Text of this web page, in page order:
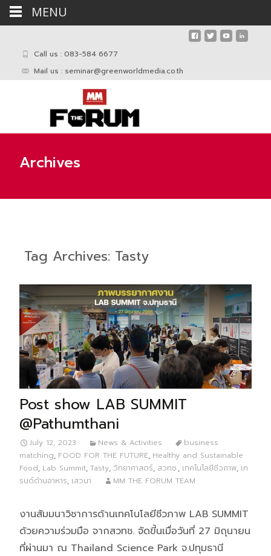
Call us : 083-584 6677
Mail us : seminar@greenworldmedia.co.th
Archives
Tag Archives: Tasty
Post show LAB SUMMIT
@Pathumthani
July 12, 2023 News & Activities
business
matching, FOOD FOR THE FUTURE, Healthy and Sustainable
Food, Lab Summit, Tasty, วิทยาศาสตร์, สวทช., เทคโนโลยีชีวภาพ, เท
รนด์ด้านอาหาร, เสวนา MM THE FORUM TEAM
งานสัมมนาวิชาการด้านเทคโนโลยีชีวภาพ LAB SUMMIT
ด้วยความร่วมมือ จากสวทช. จัดขี้นเมื่อวันที่ 27 มิถุนายน
ที่ผ่านมา ณ Thailand Science Park จ.ปทุมธานี
MENU